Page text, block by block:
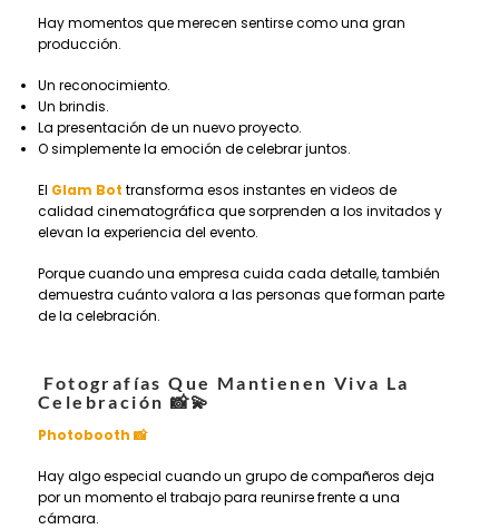
Hay momentos que merecen sentirse como una gran
producción.
Un reconocimiento.
Un brindis.
La presentación de un nuevo proyecto.
O simplemente la emoción de celebrar juntos.
El Glam Bot transforma esos instantes en videos de
calidad cinematográfica que sorprenden a los invitados y
elevan la experiencia del evento.
Porque cuando una empresa cuida cada detalle, también
demuestra cuánto valora a las personas que forman parte
de la celebración.
Fotografías Que Mantienen Viva La
Celebración 📸💫
Photobooth 📸
Hay algo especial cuando un grupo de compañeros deja
por un momento el trabajo para reunirse frente a una
cámara.